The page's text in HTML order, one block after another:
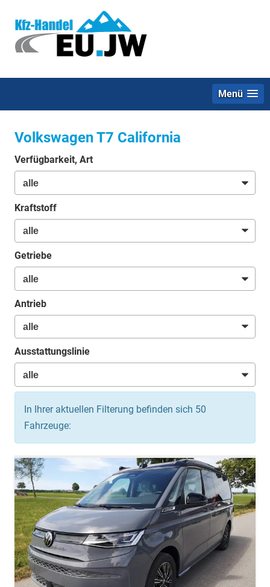
Menü
Volkswagen T7 California
Verfügbarkeit, Art
Kraftstoff
Getriebe
Antrieb
Ausstattungslinie
In Ihrer aktuellen Filterung befinden sich 50
Fahrzeuge: